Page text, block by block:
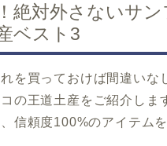
絶対外さないサ
ベスト3
を買っておけば間違いな
の王道土産をご紹介しま
信頼度100%のアイテム